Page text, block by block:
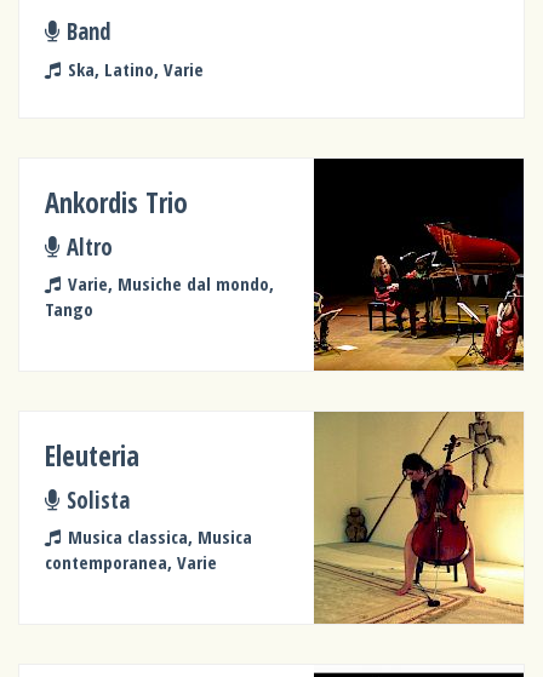
Band
Ska, Latino, Varie
Ankordis Trio
Altro
Varie, Musiche dal mondo,
Tango
Eleuteria
Solista
Musica classica, Musica
contemporanea, Varie